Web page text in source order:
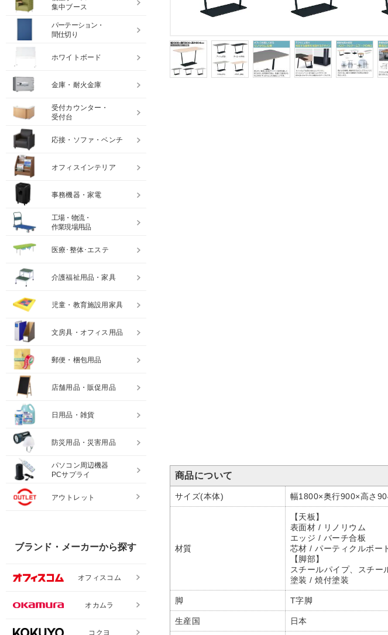
商品について
サイズ(本体) 幅1800×奥行900×高さ
材質
【天板】
表面材 / リノリウム
エッジ / バーチ合板
芯材 / パーティクルボー
【脚部】
スチールパイプ、スチー
塗装 / 焼付塗装
脚 T字脚
生産国 日本
集中ブース
パーテーション・
間仕切り
ホワイトボード
金庫・耐火金庫
受付カウンター・
受付台
応接・ソファ・ベンチ
オフィスインテリア
事務機器・家電
工場・物流・
作業現場用品
医療･整体･エステ
介護福祉用品・家具
児童・教育施設用家具
文房具・オフィス用品
郵便・梱包用品
店舗用品・販促用品
日用品・雑貨
防災用品・災害用品
パソコン周辺機器
PCサプライ
アウトレット
ブランド・メーカーから探す
オフィスコム
オカムラ
コクヨ